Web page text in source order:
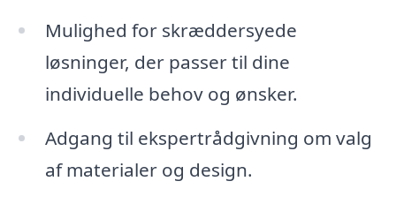
Mulighed for skræddersyede
løsninger, der passer til dine
individuelle behov og ønsker.
Adgang til ekspertrådgivning om valg
af materialer og design.